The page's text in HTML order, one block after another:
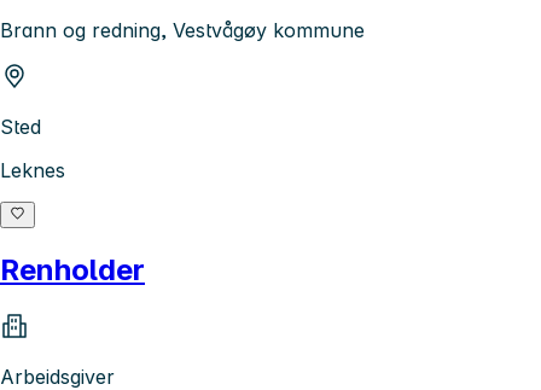
Brann og redning, Vestvågøy kommune
Sted
Leknes
Renholder
Arbeidsgiver